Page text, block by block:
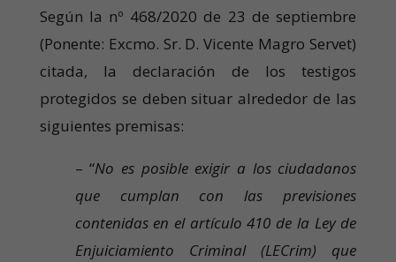
Según la nº 468/2020 de 23 de septiembre
(Ponente: Excmo. Sr. D. Vicente Magro Servet)
citada, la declaración de los testigos
protegidos se deben situar alrededor de las
siguientes premisas:
– “No es posible exigir a los ciudadanos
que cumplan con las previsiones
contenidas en el artículo 410 de la Ley de
Enjuiciamiento Criminal (LECrim) que